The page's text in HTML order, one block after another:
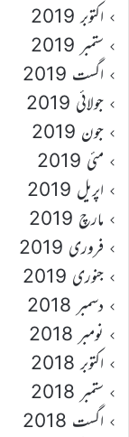
اکتوبر 2019
ستمبر 2019
اگست 2019
جولائی 2019
جون 2019
مئی 2019
اپریل 2019
مارچ 2019
فروری 2019
جنوری 2019
دسمبر 2018
نومبر 2018
اکتوبر 2018
ستمبر 2018
اگست 2018